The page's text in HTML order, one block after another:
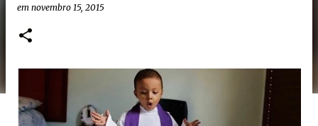
em novembro 15, 2015